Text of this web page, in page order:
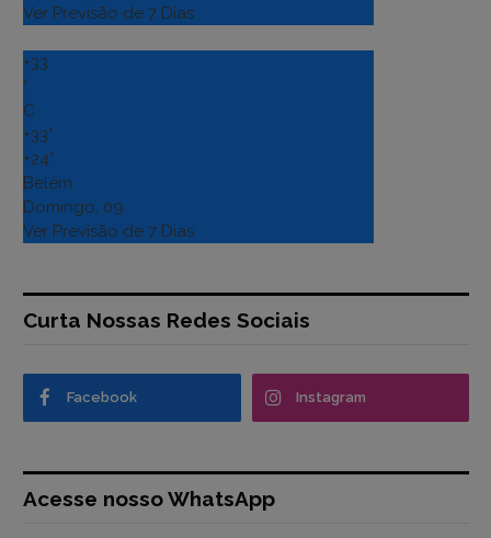
Ver Previsão de 7 Dias
+33
°
C
+33°
+24°
Belém
Domingo, 09
Ver Previsão de 7 Dias
Curta Nossas Redes Sociais
Facebook Instagram
Acesse nosso WhatsApp